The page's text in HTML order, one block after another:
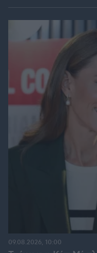
09.08.2026, 10:00